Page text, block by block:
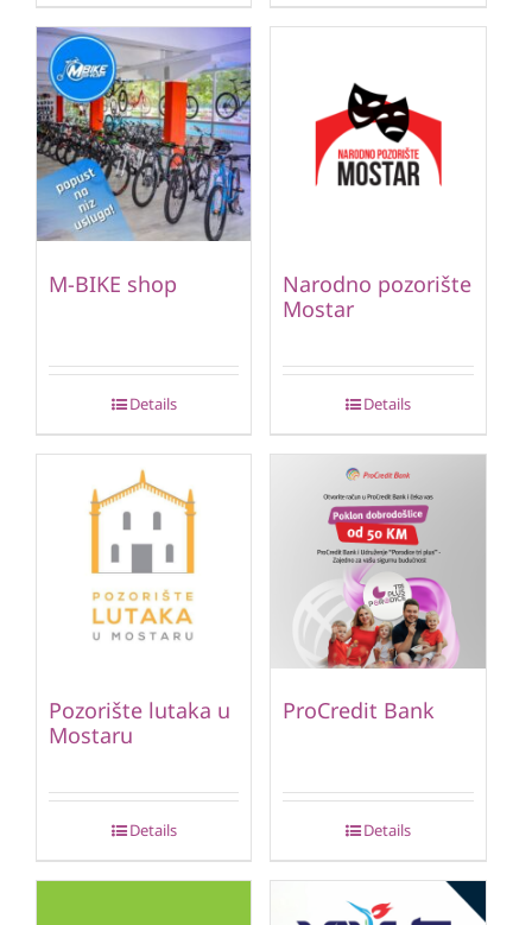
M-BIKE shop
Details
Narodno pozorište
Mostar
Details
Pozorište lutaka u
Mostaru
Details
ProCredit Bank
Details